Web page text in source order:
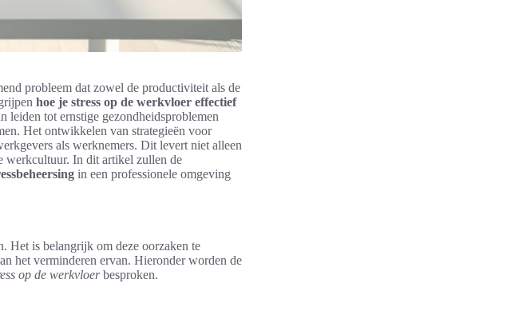
probleem dat zowel de productiviteit als de
hoe je stress op de werkvloer effectief
leiden tot ernstige gezondheidsproblemen
Het ontwikkelen van strategieën voor
als werknemers. Dit levert niet alleen
werkcultuur. In dit artikel zullen de
in een professionele omgeving
Het is belangrijk om deze oorzaken te
het verminderen ervan. Hieronder worden de
op de werkvloerbesproken.